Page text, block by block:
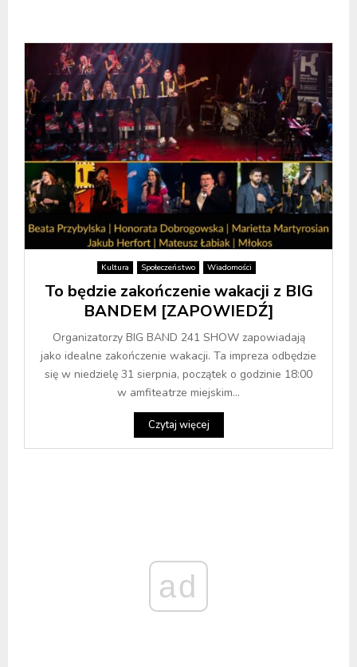
Kultura Społeczeństwo Wiadomości
To będzie zakończenie wakacji z BIG
BANDEM [ZAPOWIEDŹ]
Organizatorzy BIG BAND 241 SHOW zapowiadają
jako idealne zakończenie wakacji. Ta impreza odbędzie
się w niedzielę 31 sierpnia, początek o godzinie 18:00
w amfiteatrze miejskim...
Czytaj więcej
ad